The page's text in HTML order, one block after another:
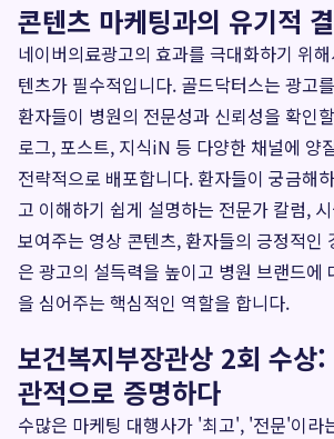
콘텐츠 마케팅과의 유기적
네이버의료광고의 효과를 극대화하기 위
텐츠가 필수적입니다. 골드닥터스는 광고
환자들이 병원의 전문성과 신뢰성을 확인
로그, 포스트, 지식iN 등 다양한 채널에 양
전략적으로 배포합니다. 환자들이 궁금해
고 이해하기 쉽게 설명하는 전문가 칼럼,
보여주는 영상 콘텐츠, 환자들의 긍정적인
은 광고의 설득력을 높이고 병원 브랜드에
을 심어주는 핵심적인 역할을 합니다.
보건복지부장관상 2회 수상
관적으로 증명하다
수많은 마케팅 대행사가 '최고', '전문'이라